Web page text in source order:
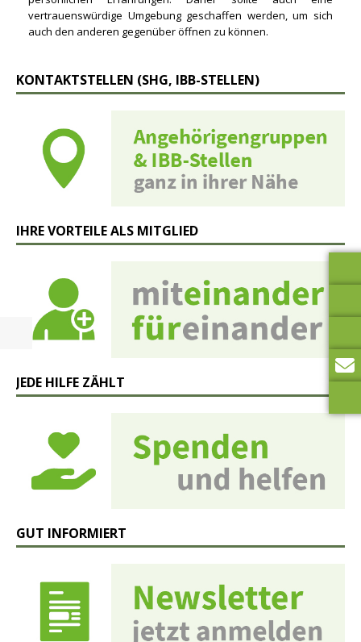
vertrauenswürdige Umgebung geschaffen werden, um sich
auch den anderen gegenüber öffnen zu können.
KONTAKTSTELLEN (SHG, IBB-STELLEN)
IHRE VORTEILE ALS MITGLIED
JEDE HILFE ZÄHLT
GUT INFORMIERT